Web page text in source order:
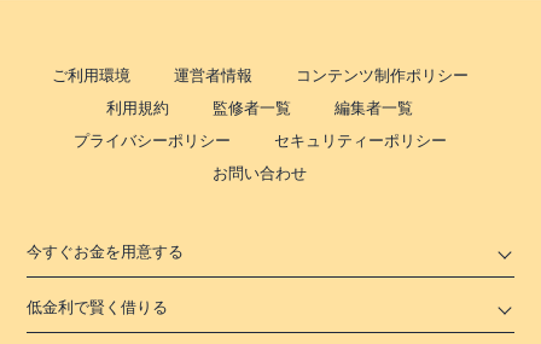
ご利用環境 運営者情報
コンテンツ制作ポリシー
利用規約
監修者一覧
編集者一覧
プライバシーポリシー
セキュリティーポリシー
お問い合わせ
今すぐお金を用意する
低金利で賢く借りる